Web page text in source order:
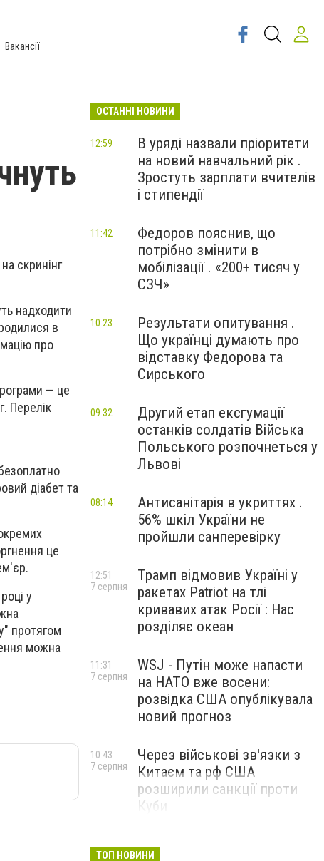
Вакансії
скринінг
надходити
в
про
— це
Перелік
діабет та
це
у
протягом
можна
ОСТАННІ НОВИНИ
В уряді назвали пріоритети
на новий навчальний рік .
Зростуть зарплати вчителів
і стипендії
12:59
Федоров пояснив, що
потрібно змінити в
мобілізації . «200+ тисяч у
СЗЧ»
11:42
Результати опитування .
Що українці думають про
відставку Федорова та
Сирського
10:23
Другий етап ексгумації
останків солдатів Війська
Польського розпочнеться у
Львові
09:32
Антисанітарія в укриттях .
56% шкіл України не
пройшли санперевірку
08:14
Трамп відмовив Україні у
ракетах Patriot на тлі
кривавих атак Росії : Нас
розділяє океан
12:51
7 серпня
WSJ - Путін може напасти
на НАТО вже восени:
розвідка США опублікувала
новий прогноз
11:31
7 серпня
Через військові зв'язки з
Китаєм та рф США
розширили санкції проти
Куби
10:43
7 серпня
ТОП НОВИНИ